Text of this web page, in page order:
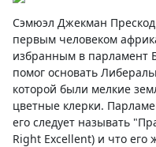
Сэмюэл Джекман Прескод
первым человеком
избранным в парламент
помог основать
которой были мелкие
цветные клерки.
его следует называть
Right Excellent) и что его